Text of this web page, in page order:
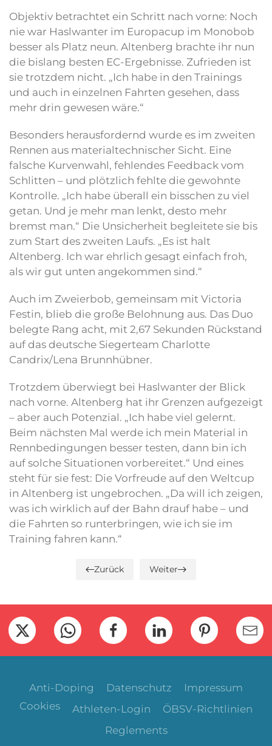
Objektiv betrachtet ein Schritt nach vorne: Noch
nie war Haslwanter im Europacup im Monobob
besser als Platz neun. Altenberg brachte ihr nun
die bislang besten EC-Ergebnisse. Zufrieden ist
sie trotzdem nicht. „Ich habe in den Trainings
und auch in einzelnen Fahrten gesehen, dass
mehr drin gewesen wäre.“
Besonders herausfordernd wurde es im zweiten
Rennen aus materialtechnischer Sicht. Eine
falsche Kurvenwahl, fehlendes Feedback vom
Schlitten – und plötzlich fehlte die gewohnte
Kontrolle. „Ich habe überall ein bisschen zu viel
getan. Und je mehr man lenkt, desto mehr
bremst man.“ Die Unsicherheit begleitete sie bis
zum Start des zweiten Laufs. „Es ist halt
Altenberg. Ich war ehrlich gesagt einfach froh,
als wir gut unten angekommen sind.“
Auch im Zweierbob, gemeinsam mit Victoria
Festin, blieb die große Belohnung aus. Das Duo
belegte Rang acht, mit 2,67 Sekunden Rückstand
auf das deutsche Siegerteam Charlotte
Candrix/Lena Brunnhübner.
Trotzdem überwiegt bei Haslwanter der Blick
nach vorne. Altenberg hat ihr Grenzen aufgezeigt
– aber auch Potenzial. „Ich habe viel gelernt.
Beim nächsten Mal werde ich mein Material in
Rennbedingungen besser testen, dann bin ich
auf solche Situationen vorbereitet.“ Und eines
steht für sie fest: Die Vorfreude auf den Weltcup
in Altenberg ist ungebrochen. „Da will ich zeigen,
was ich wirklich auf der Bahn drauf habe – und
die Fahrten so runterbringen, wie ich sie im
Training fahren kann.“
Zurück Weiter
Anti-Doping Datenschutz
Impressum
Cookies
Athleten-Login
ÖBSV-Richtlinien
Reglements